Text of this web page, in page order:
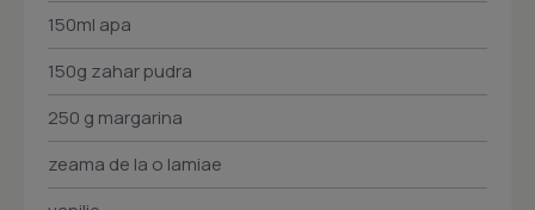
150ml apa
150g zahar pudra
250 g margarina
zeama de la o lamiae